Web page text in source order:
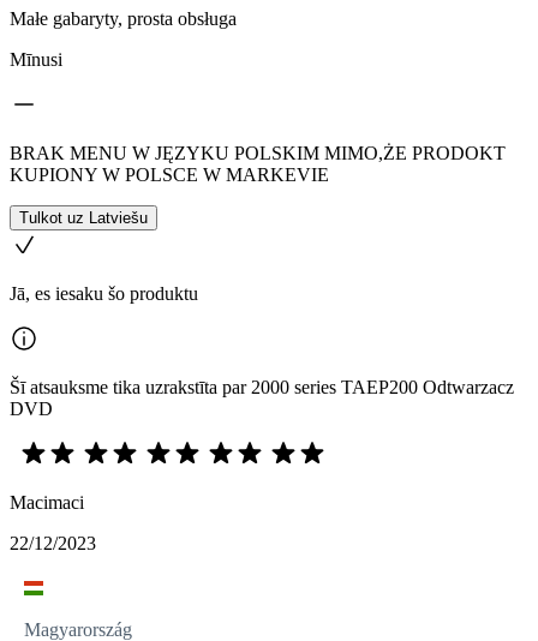
Małe gabaryty, prosta obsługa
Mīnusi
BRAK MENU W JĘZYKU POLSKIM MIMO,ŻE PRODOKT
KUPIONY W POLSCE W MARKEVIE
Tulkot uz Latviešu
Jā, es iesaku šo produktu
Šī atsauksme tika uzrakstīta par 2000 series TAEP200 Odtwarzacz
DVD
Macimaci
22/12/2023
Magyarország